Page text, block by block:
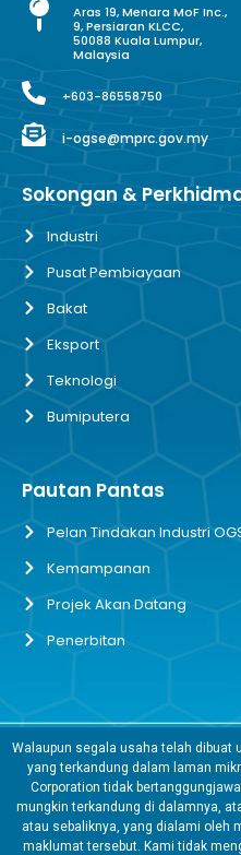
Aras 19, Menara MoF Inc.,
9, Persiaran KLCC,
50088 Kuala Lumpur,
Malaysia
+603-86558750
i-ogse@mprc.gov.my
Sokongan &
Industri
Pusat Pembiayaan
Bakat
Eksport
Teknologi
Bumiputera
Pautan Pantas
Pelan Tindakan Industri
Kemampanan
Projek Akan Datang
Penerbitan
Walaupun segala usaha telah
yang terkandung dalam laman
Corporation tidak
mungkin terkandung di dalamnya,
atau sebaliknya, yang dialami oleh
maklumat tersebut. Kami tidak